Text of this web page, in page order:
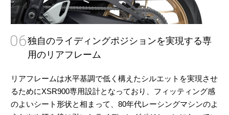
06独自のライディングポジションを実現する専
用のリアフレーム
リアフレームは水平基調で低く構えたシルエットを実現させ
るためにXSR900専用設計となっており、フィッティング感
のよいシート形状と相まって、80年代レーシングマシンのよ